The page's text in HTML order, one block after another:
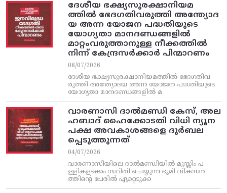
ദേശീയ ഭക്ഷ്യസുരക്ഷാനിയമ
ത്തിൽ ഭേദഗതിവരുത്തി അന്ത്യോദ
യ അന്ന യോജന പദ്ധതിയുടെ
യോഗ്യതാ മാനദണ്ഡങ്ങളിൽ
മാറ്റംവരുത്താനുള്ള നീക്കത്തിൽ
നിന്ന്‌ കേന്ദ്രസർക്കാർ പിന്മാറണം
08/07/2026
ദേശീയ ഭക്ഷ്യസുരക്ഷാനിയമത്തിൽ ഭേദഗതിവ
രുത്തി അന്ത്യോദയ അന്ന യോജന പദ്ധതിയുടെ
യോഗ്യതാ മാനദണ്ഡങ്ങളിൽ മ
വാരണാസി ദാൽമണ്ഡി കേസ്, അല
ഹബാദ് ഹൈക്കോടതി വിധി ന്യൂന
പക്ഷ അവകാശങ്ങളെ ദുർബല
പ്പെടുത്തുന്നത്
04/07/2026
വാരണാസിയിലെ ദാൽമണ്ഡിയിൽ മുസ്ലിം പ
ള്ളികളടക്കം സ്ഥിതി ചെയ്യുന്ന ഭൂമി വികസന
ത്തിന്റെ പേരിൽ ഏറ്റെടുക്ക